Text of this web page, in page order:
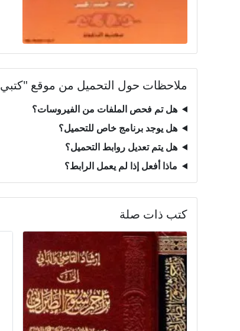
ملاحظات حول التحميل من موقع "كتبي PDF"
هل تم فحص الملفات من الفيروسات؟
هل يوجد برنامج خاص للتحميل؟
هل يتم تعديل روابط التحميل؟
ماذا أفعل إذا لم يعمل الرابط؟
كتب ذات صلة